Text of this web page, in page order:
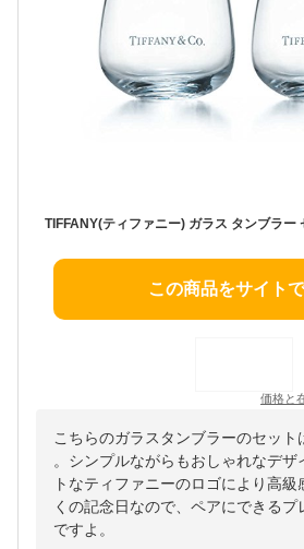
この商品をサイト
価格と
こちらのガラスタンブラーのセッ
。シンプルながらもおしゃれなデザ
トなティファニーのロゴにより高
くの記念日なので、ペアにできるプ
ですよ。